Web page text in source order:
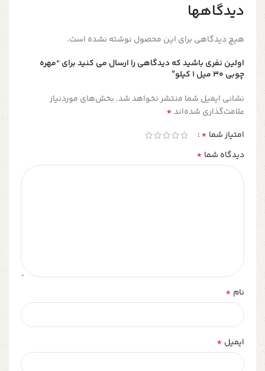
دیدگاهها
هیچ دیدگاهی برای این محصول نوشته نشده است.
اولین نفری باشید که دیدگاهی را ارسال می کنید برای “مهره
چوبی 30 میل 1 کیلو”
نشانی ایمیل شما منتشر نخواهد شد. بخش‌های موردنیاز
علامت‌گذاری شده‌اند*
امتیاز شما *
دیدگاه شما *
نام *
ایمیل *